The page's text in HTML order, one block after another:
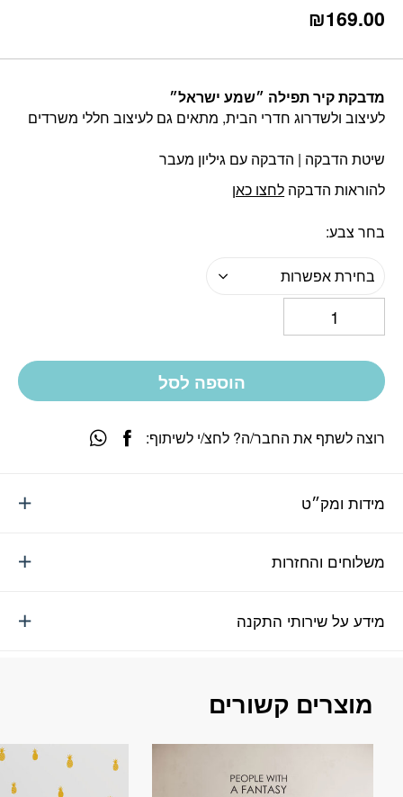
₪169.00
מדבקת קיר תפילה ״שמע ישראל״
לעיצוב ולשדרוג חדרי הבית, מתאים גם לעיצוב חללי משרדים
שיטת הדבקה | הדבקה עם גיליון מעבר
להוראות הדבקה לחצו כאן
בחר צבע
בחירת אפשרות
הוספה לסל
מידות ומק״ט
משלוחים והחזרות
מידע על שירותי התקנה
רוצה לשתף את החבר/ה? לחצ/י לשיתוף:
מוצרים קשורים